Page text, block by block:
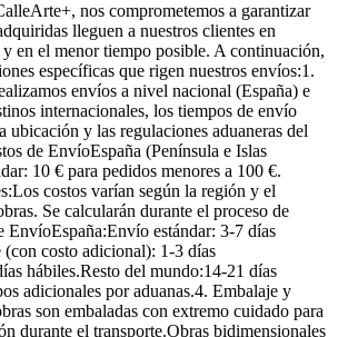
nos comprometemos a garantizar
lleguen a nuestros clientes en
en el menor tiempo posible. A continuación,
específicas que rigen nuestros envíos:1.
envíos a nivel nacional (España) e
internacionales, los tiempos de envío
ubicación y las regulaciones aduaneras del
de EnvíoEspaña (Península e Islas
10 € para pedidos menores a 100 €.
costos varían según la región y el
Se calcularán durante el proceso de
EnvíoEspaña:Envío estándar: 3-7 días
costo adicional): 1-3 días
hábiles.Resto del mundo:14-21 días
adicionales por aduanas.4. Embalaje y
son embaladas con extremo cuidado para
durante el transporte.Obras bidimensionales